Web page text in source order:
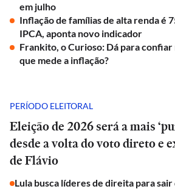
em julho
Inflação de famílias de alta renda é
IPCA, aponta novo indicador
Frankito, o Curioso: Dá para confiar
que mede a inflação?
PERÍODO ELEITORAL
Eleição de 2026 será a mais
desde a volta do voto direto e
de Flávio
Lula busca líderes de direita para